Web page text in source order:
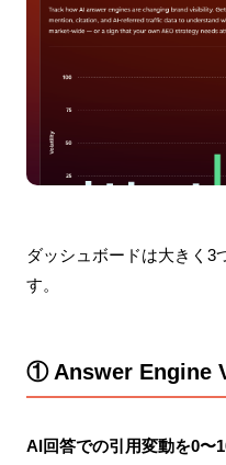
ダッシュボードは大きく3
す。
① Answer Engine
AI回答での引用変動を0〜